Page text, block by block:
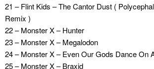
21 – Flint Kids – The Cantor Dust (
Remix )
22 – Monster X – Hunter
23 – Monster X – Megalodon
24 – Monster X – Even Our Gods Dance On
25 – Monster X – Braxid